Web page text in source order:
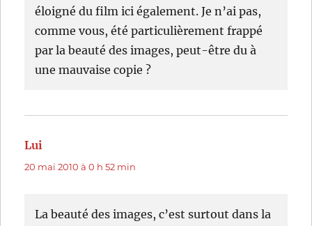
éloigné du film ici également. Je n’ai pas,
comme vous, été particulièrement frappé
par la beauté des images, peut-être du à
une mauvaise copie ?
Lui
20 mai 2010 à 0 h 52 min
La beauté des images, c’est surtout dans la